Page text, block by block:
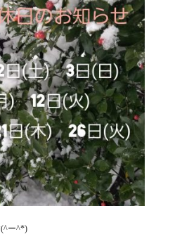
(^ー^*)